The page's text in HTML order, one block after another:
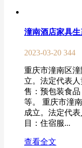
潼南酒店家具
2023-03-20 344
重庆市潼南区
立。法定代表
售：预包装食
等。 重庆市潼
成立。法定代
目：住宿服...
查看全文